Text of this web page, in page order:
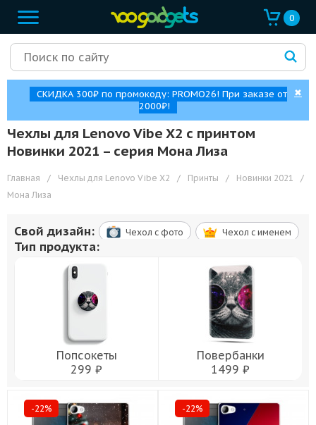
0
СКИДКА 300₽ по промокоду: PROMO26! При заказе от
2000₽!
✖
Чехлы для Lenovo Vibe X2 с принтом
Новинки 2021 – cерия Мона Лиза
Главная / Чехлы для Lenovo Vibe X2 / Принты / Новинки 2021
/
Мона Лиза
Свой дизайн: Чехол c фото Чехол c именем
Тип продукта:
Попсокеты
299 ₽
Повербанки
1499 ₽
-22% -22%